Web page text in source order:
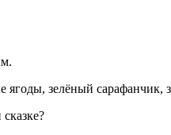
ягоды, зелёный